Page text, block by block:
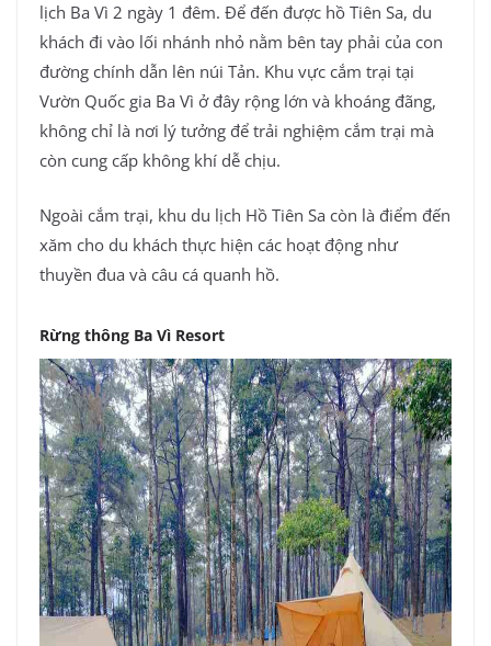
lịch Ba Vì 2 ngày 1 đêm. Để đến được hồ Tiên Sa, du
khách đi vào lối nhánh nhỏ nằm bên tay phải của con
đường chính dẫn lên núi Tản. Khu vực cắm trại tại
Vườn Quốc gia Ba Vì ở đây rộng lớn và khoáng đãng,
không chỉ là nơi lý tưởng để trải nghiệm cắm trại mà
còn cung cấp không khí dễ chịu.
Ngoài cắm trại, khu du lịch Hồ Tiên Sa còn là điểm đến
xăm cho du khách thực hiện các hoạt động như
thuyền đua và câu cá quanh hồ.
Rừng thông Ba Vì Resort